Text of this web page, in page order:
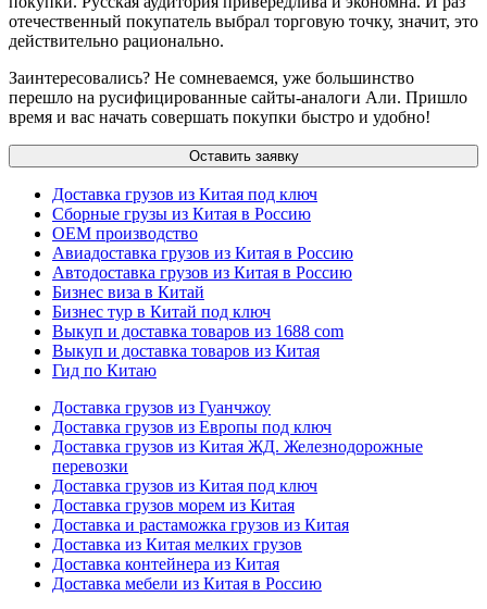
отечественный покупатель выбрал торговую точку, значит, это
действительно рационально.
Заинтересовались? Не сомневаемся, уже большинство
перешло на русифицированные сайты-аналоги Али. Пришло
время и вас начать совершать покупки быстро и удобно!
Оставить заявку
Доставка грузов из Китая под ключ
Сборные грузы из Китая в Россию
OEM производство
Авиадоставка грузов из Китая в Россию
Автодоставка грузов из Китая в Россию
Бизнес виза в Китай
Бизнес тур в Китай под ключ
Выкуп и доставка товаров из 1688 com
Выкуп и доставка товаров из Китая
Гид по Китаю
Доставка грузов из Гуанчжоу
Доставка грузов из Европы под ключ
Доставка грузов из Китая ЖД. Железнодорожные
перевозки
Доставка грузов из Китая под ключ
Доставка грузов морем из Китая
Доставка и растаможка грузов из Китая
Доставка из Китая мелких грузов
Доставка контейнера из Китая
Доставка мебели из Китая в Россию